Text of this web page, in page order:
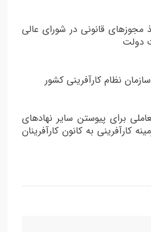
مجوزهای قانونی در شورای عالی
دولت
نظام کارآفرینی کشور
برای پیوستن سایر نهادهای
کارآفرینی به کانون کارآفرینان